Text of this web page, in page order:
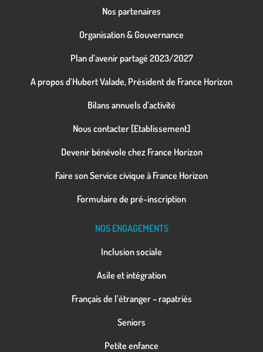
Nos partenaires
Organisation & Gouvernance
Plan d’avenir partagé 2023/2027
A propos d’Hubert Valade, Président de France Horizon
Bilans annuels d’activité
Nous contacter [Etablissement]
Devenir bénévole chez France Horizon
Faire son Service civique à France Horizon
Formulaire de pré-inscription
NOS ENGAGEMENTS
Inclusion sociale
Asile et intégration
Français de l’étranger – rapatriés
Seniors
Petite enfance